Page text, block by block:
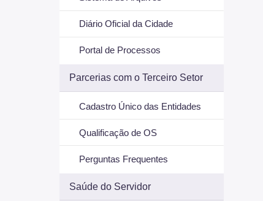
Diário Oficial da Cidade
Portal de Processos
Parcerias com o Terceiro Setor
Cadastro Único das Entidades
Qualificação de OS
Perguntas Frequentes
Saúde do Servidor